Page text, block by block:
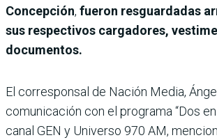
Concepción, fueron resguardadas
sus respectivos cargadores,
documentos.
El corresponsal de Nación Media,
comunicación con el programa “Dos en
canal GEN y Universo 970 AM,